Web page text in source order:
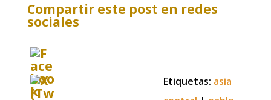
Compartir este post en redes
sociales
Etiquetas: asia